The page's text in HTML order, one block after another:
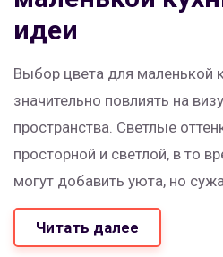
идеи
Выбор цвета для маленькой
значительно повлиять на
пространства. Светлые
просторной и светлой, в то
могут добавить уюта, но
Правильное сочетание
создать баланс и комфорт в
Читать далее